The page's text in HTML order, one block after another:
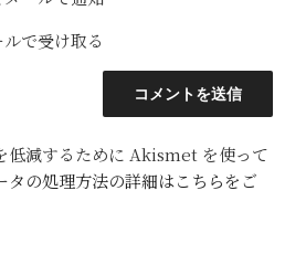
で受け取る
低減するために Akismet を使って
タの処理方法の詳細はこちらをご